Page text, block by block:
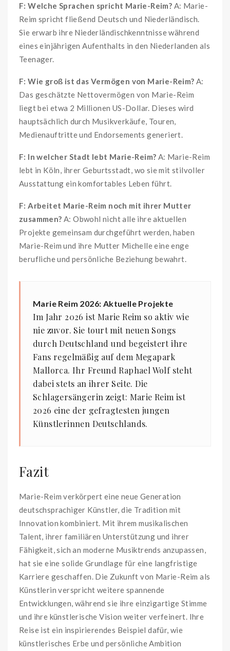
F: Welche Sprachen spricht Marie-Reim? A: Marie-
Reim spricht fließend Deutsch und Niederländisch.
Sie erwarb ihre Niederländischkenntnisse während
eines einjährigen Aufenthalts in den Niederlanden als
Teenager.
F: Wie groß ist das Vermögen von Marie-Reim? A:
Das geschätzte Nettovermögen von Marie-Reim
liegt bei etwa 2 Millionen US-Dollar. Dieses wird
hauptsächlich durch Musikverkäufe, Touren,
Medienauftritte und Endorsements generiert.
F: In welcher Stadt lebt Marie-Reim? A: Marie-Reim
lebt in Köln, ihrer Geburtsstadt, wo sie mit stilvoller
Ausstattung ein komfortables Leben führt.
F: Arbeitet Marie-Reim noch mit ihrer Mutter
zusammen? A: Obwohl nicht alle ihre aktuellen
Projekte gemeinsam durchgeführt werden, haben
Marie-Reim und ihre Mutter Michelle eine enge
berufliche und persönliche Beziehung bewahrt.
Marie Reim 2026: Aktuelle Projekte
Im Jahr 2026 ist Marie Reim so aktiv wie
nie zuvor. Sie tourt mit neuen Songs
durch Deutschland und begeistert ihre
Fans regelmäßig auf dem Megapark
Mallorca. Ihr Freund Raphael Wolf steht
dabei stets an ihrer Seite. Die
Schlagersängerin zeigt: Marie Reim ist
2026 eine der gefragtesten jungen
Künstlerinnen Deutschlands.
Fazit
Marie-Reim verkörpert eine neue Generation
deutschsprachiger Künstler, die Tradition mit
Innovation kombiniert. Mit ihrem musikalischen
Talent, ihrer familiären Unterstützung und ihrer
Fähigkeit, sich an moderne Musiktrends anzupassen,
hat sie eine solide Grundlage für eine langfristige
Karriere geschaffen. Die Zukunft von Marie-Reim als
Künstlerin verspricht weitere spannende
Entwicklungen, während sie ihre einzigartige Stimme
und ihre künstlerische Vision weiter verfeinert. Ihre
Reise ist ein inspirierendes Beispiel dafür, wie
künstlerisches Erbe und persönliche Ambition